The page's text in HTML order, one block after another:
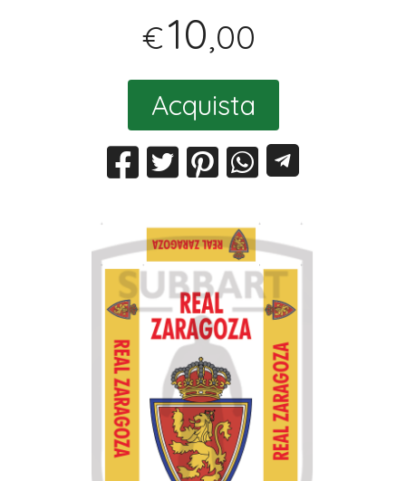
€10,00
Acquista